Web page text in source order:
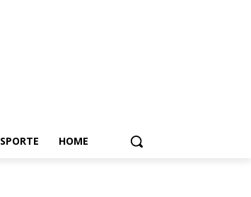
HOME